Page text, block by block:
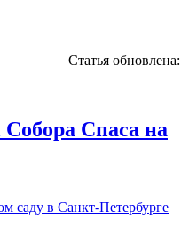
Статья обновлена:
Собора Спаса на